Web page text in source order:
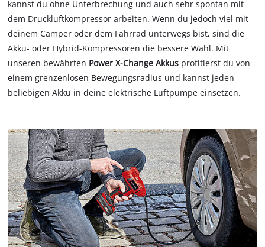
kannst du ohne Unterbrechung und auch sehr spontan mit
dem Druckluftkompressor arbeiten. Wenn du jedoch viel mit
deinem Camper oder dem Fahrrad unterwegs bist, sind die
Akku- oder Hybrid-Kompressoren die bessere Wahl. Mit
unseren bewährten Power X-Change Akkus profitierst du von
einem grenzenlosen Bewegungsradius und kannst jeden
beliebigen Akku in deine elektrische Luftpumpe einsetzen.